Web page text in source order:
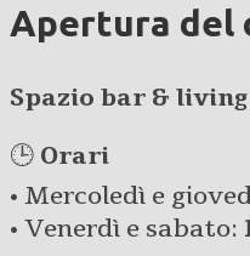
Apertura del
Spazio bar &
🕒 Orari
• Mercoledì e
• Venerdì e sabato: